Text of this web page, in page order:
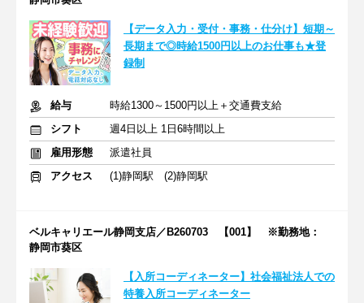
【データ入力・受付・事務・仕分け】短期～
長期まで◎時給1500円以上のお仕事も★登
録制
給与
時給1300～1500円以上＋交通費支給
シフト
週4日以上 1日6時間以上
雇用形態
派遣社員
アクセス
(1)静岡駅 (2)静岡駅
ベルキャリエール静岡支店／B260703 【001】 ※勤務地：
静岡市葵区
【入所コーディネーター】社会福祉法人での
特養入所コーディネーター